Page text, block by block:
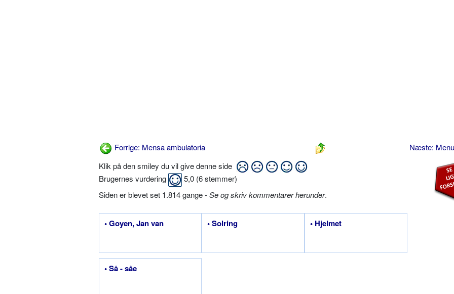
Forrige: Mensa ambulatoria
Næste:
Klik på den smiley du vil give denne side
Brugernes vurdering
5,0 (6stemmer)
Siden er blevet set 1.814 gange -Se og skriv kommentarer herunder.
• Goyen, Jan van • Solring • Hjelmet
• Så - såe